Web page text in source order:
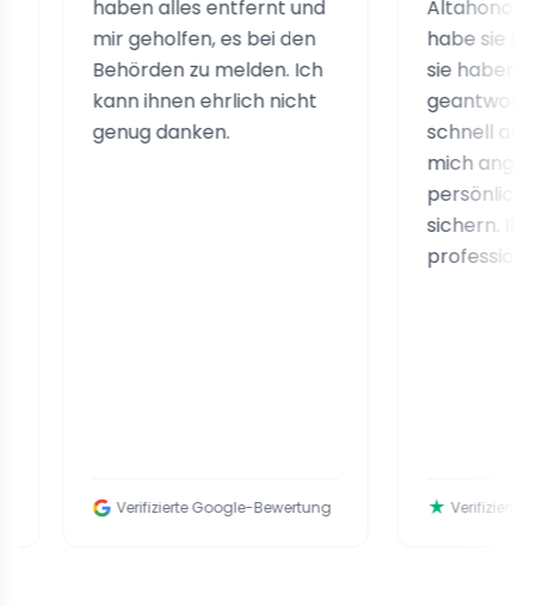
haben alles entfernt und
mir geholfen, es bei den
Behörden zu melden. Ich
kann ihnen ehrlich nicht
genug danken.
Verifizierte Google-Bewertung
Altahonos
habe sie
sie haben sofort
geantwortet, ihre
schnell
mich angeleitet,
persönlichen
sichern. Ihr
professionell und
Verifizierte